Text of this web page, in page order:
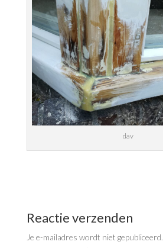
dav
Reactie verzenden
Je e-mailadres wordt niet gepubliceerd.